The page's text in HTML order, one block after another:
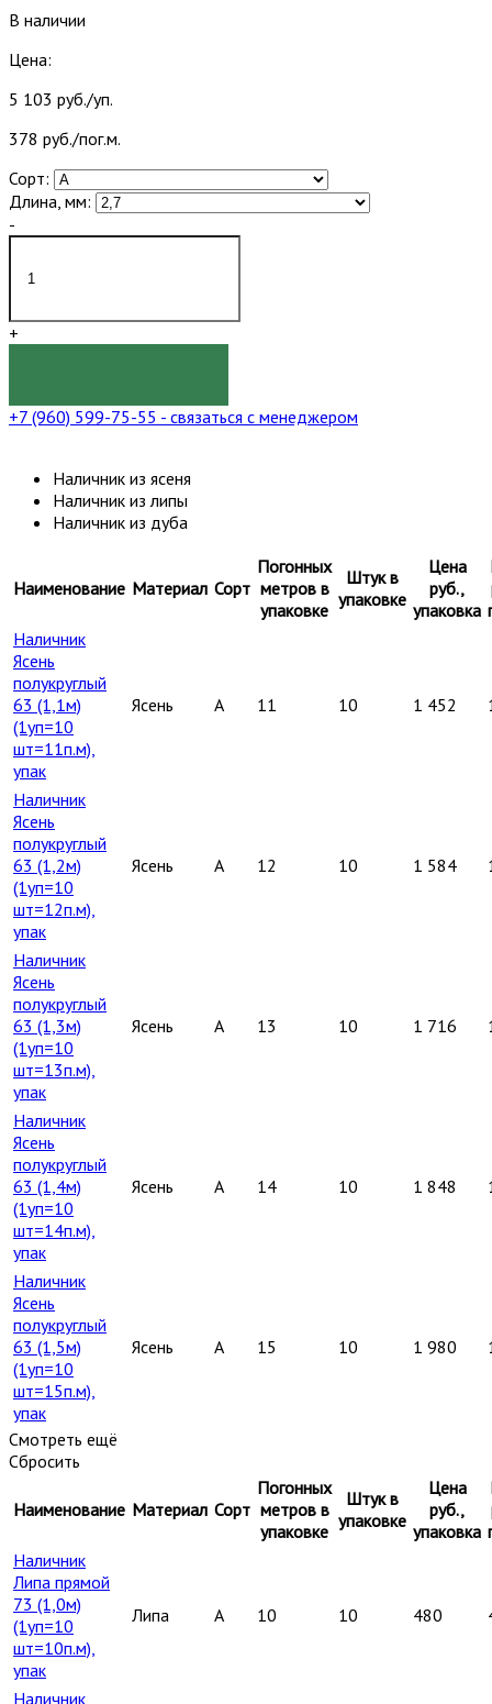
В наличии
Цена:
5 103 руб./уп.
378 руб./пог.м.
Сорт:
Длина, мм:
-
+
+7 (960) 599-75-55 - связаться с менеджером
Наличник из ясеня
Наличник из липы
Наличник из дуба
Наименование Материал Сорт
Погонных
метров в
упаковке
Штук в
упаковке
Цена
руб.,
упаковка
Наличник
Ясень
полукруглый
63 (1,1м)
(1уп=10
шт=11п.м),
упак
Ясень A 11 10 1 452
Наличник
Ясень
полукруглый
63 (1,2м)
(1уп=10
шт=12п.м),
упак
Ясень A 12 10 1 584
Наличник
Ясень
полукруглый
63 (1,3м)
(1уп=10
шт=13п.м),
упак
Ясень A 13 10 1 716
Наличник
Ясень
полукруглый
63 (1,4м)
(1уп=10
шт=14п.м),
упак
Ясень A 14 10 1 848
Наличник
Ясень
полукруглый
63 (1,5м)
(1уп=10
шт=15п.м),
упак
Ясень A 15 10 1 980
Смотреть ещё
Сбросить
Наименование Материал Сорт
Погонных
метров в
упаковке
Штук в
упаковке
Цена
руб.,
упаковка
Наличник
Липа прямой
73 (1,0м)
(1уп=10
шт=10п.м),
упак
Липа A 10 10 480
Наличник